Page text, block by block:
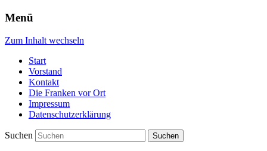
Menü
Zum Inhalt wechseln
Start
Vorstand
Kontakt
Die Franken vor Ort
Impressum
Datenschutzerklärung
Suchen